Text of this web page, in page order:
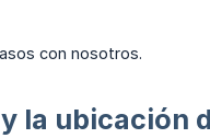
con nosotros.
la ubicación